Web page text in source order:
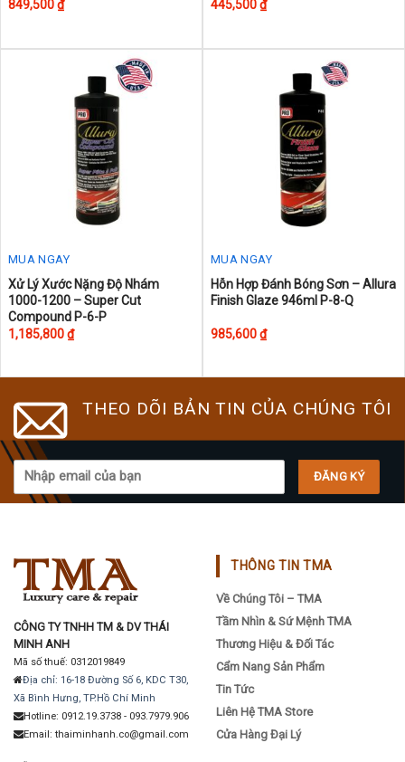
849,500₫
445,500₫
MUA NGAY
Xử Lý Xước Nặng Độ Nhám
1000-1200 – Super Cut
Compound P-6-P
1,185,800₫
MUA NGAY
Hỗn Hợp Đánh Bóng Sơn – Allura
Finish Glaze 946ml P-8-Q
985,600₫
THEO DÕI BẢN TIN CỦA CHÚNG TÔI
CÔNG TY TNHH TM & DV THÁI
MINH ANH
Mã số thuế: 0312019849
Địa chỉ: 16-18 Đường Số 6, KDC T30,
Xã Bình Hưng, TP.Hồ Chí Minh
Hotline: 0912.19.3738 - 093.7979.906
Email: thaiminhanh.co@gmail.com
THÔNG TIN TMA
Về Chúng Tôi – TMA
Tầm Nhìn & Sứ Mệnh TMA
Thương Hiệu & Đối Tác
Cẩm Nang Sản Phẩm
Tin Tức
Liên Hệ TMA Store
Cửa Hàng Đại Lý